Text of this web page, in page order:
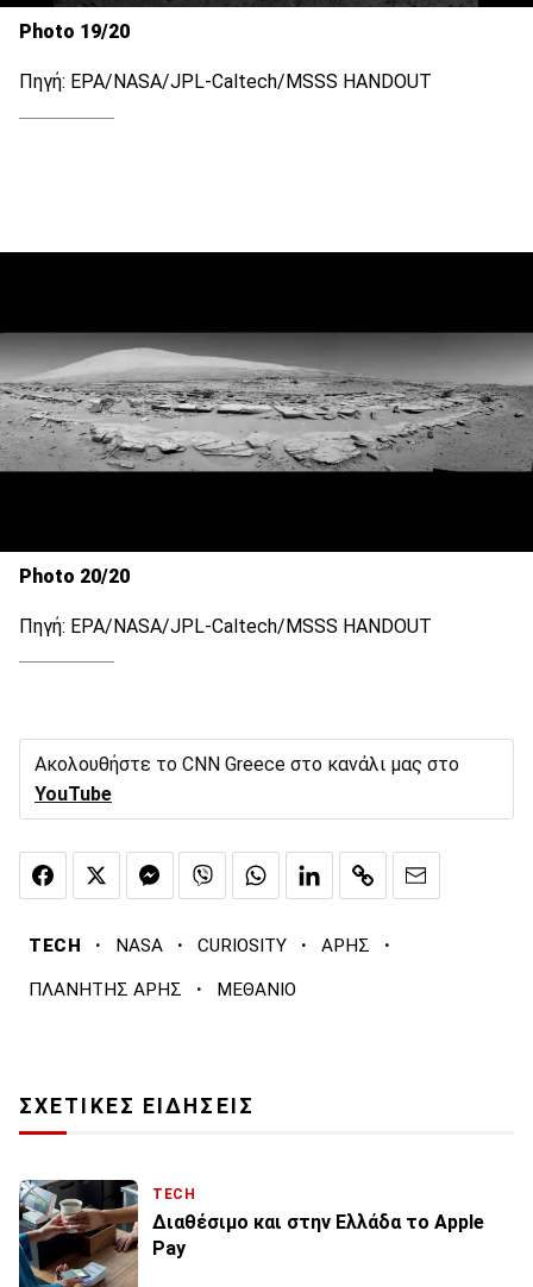
Photo 19/20
Πηγή: EPA/NASA/JPL-Caltech/MSSS HANDOUT
Photo 20/20
Πηγή: EPA/NASA/JPL-Caltech/MSSS HANDOUT
Ακολουθήστε το CNN Greece στο κανάλι μας στο
YouTube
TECH · NASA · CURIOSITY · ΑΡΗΣ ·
ΠΛΑΝΗΤΗΣ ΑΡΗΣ · ΜΕΘΑΝΙΟ
ΣΧΕΤΙΚΕΣ ΕΙΔΗΣΕΙΣ
TECH
Διαθέσιμο και στην Ελλάδα το Apple
Pay